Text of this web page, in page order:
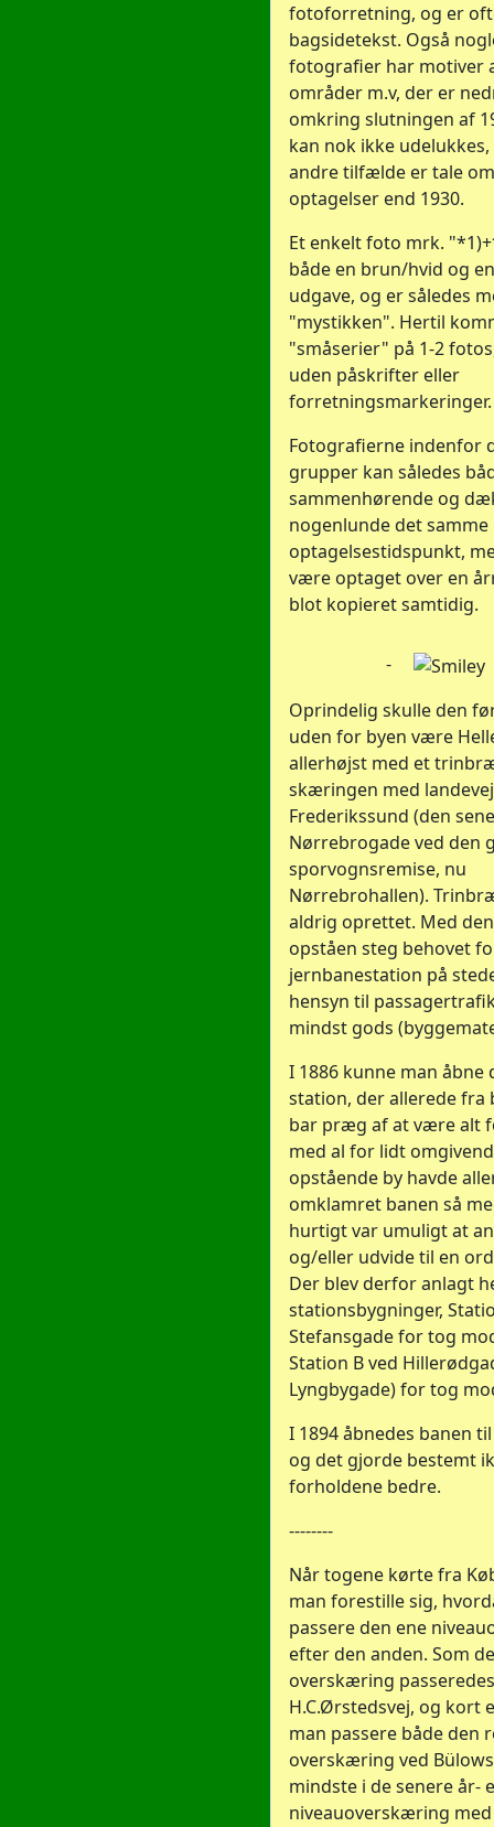
fotoforretning, og er
bagsidetekst. Også
fotografier har motiver
områder m.v, der er
omkring slutningen af
kan nok ikke
andre tilfælde er tale
optagelser end 1930.
Et enkelt foto mrk.
både en brun/hvid og
udgave, og er således
"mystikken". Hertil
"småserier" på 1-2
uden påskrifter eller
forretningsmarkeringer.
Fotografierne indenfor
grupper kan således
sammenhørende og
nogenlunde det samme
optagelsestidspunkt,
være optaget over en
blot kopieret samtidig.
-
Oprindelig skulle den
uden for byen være
allerhøjst med et
skæringen med
Frederikssund (den
Nørrebrogade ved den
sporvognsremise, nu
Nørrebrohallen).
aldrig oprettet. Med
opståen steg behovet
jernbanestation på
hensyn til
mindst gods
I 1886 kunne man åbne
station, der allerede fra
bar præg af at være alt
med al for lidt
opstående by havde
omklamret banen så
hurtigt var umuligt at
og/eller udvide til en
Der blev derfor anlagt
stationsbygninger,
Stefansgade for tog
Station B ved
Lyngbygade) for tog
I 1894 åbnedes banen
og det gjorde bestemt
forholdene bedre.
--------
Når togene kørte fra
man forestille sig,
passere den ene
efter den anden. Som
overskæring passeredes
H.C.Ørstedsvej, og kort
man passere både den
overskæring ved
mindste i de senere år-
niveauoverskæring med